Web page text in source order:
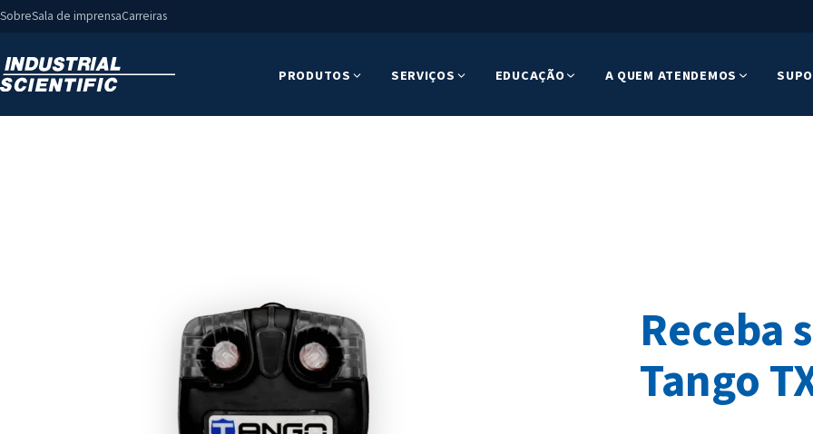
SobreSala de imprensaCarreiras
PRODUTOS SERVIÇOS EDUCAÇÃO A QUEM ATENDEMOS
Receba
Tango